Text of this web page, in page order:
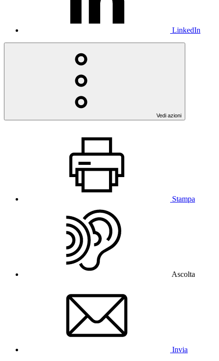
LinkedIn
Vedi azioni
Stampa
Ascolta
Invia